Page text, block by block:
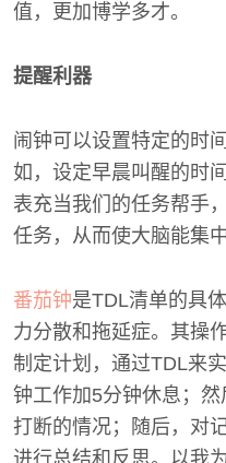
值，更加博学多才。
提醒利器
闹钟可以设置特定的时
如，设定早晨叫醒的时
表充当我们的任务帮手
任务，从而使大脑能集
番茄钟是TDL清单的具
力分散和拖延症。其操
制定计划，通过TDL来
钟工作加5分钟休息；
打断的情况；随后，对
进行总结和反思。以我